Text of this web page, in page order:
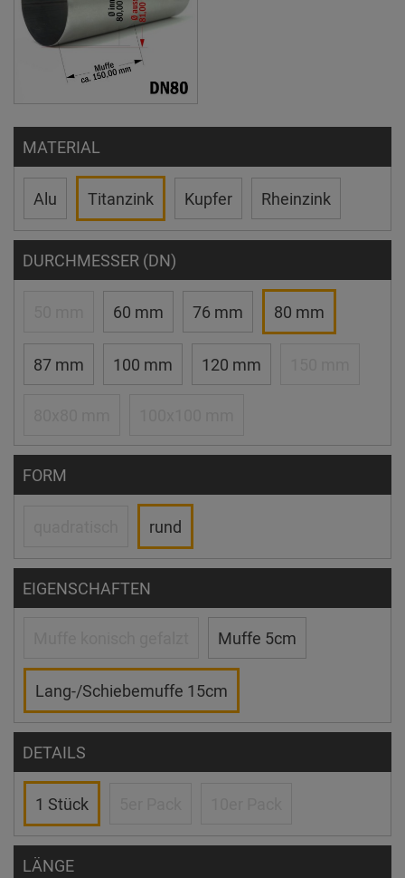
MATERIAL
Alu Titanzink Kupfer Rheinzink
DURCHMESSER (DN)
60 mm 76 mm 80 mm
87 mm 100 mm 120 mm
FORM
rund
EIGENSCHAFTEN
Muffe 5cm
Lang-/Schiebemuffe 15cm
DETAILS
1 Stück
LÄNGE